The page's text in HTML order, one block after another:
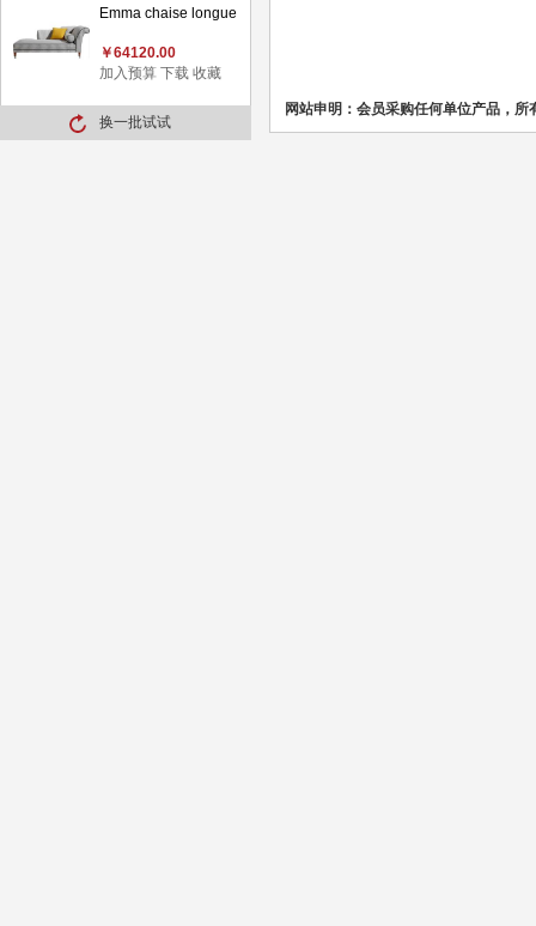
Emma chaise longue
￥64120.00
加入预算 下载 收藏
换一批试试
网站申明：会员采购任何单位产品，